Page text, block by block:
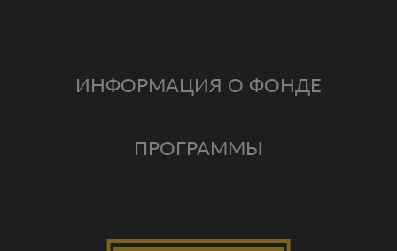
ИНФОРМАЦИЯ О ФОНДЕ
ПРОГРАММЫ